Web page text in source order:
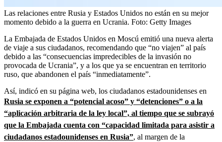
Las relaciones entre Rusia y Estados Unidos no están en su mejor
momento debido a la guerra en Ucrania. Foto: Getty Images
La Embajada de Estados Unidos en Moscú emitió una nueva alerta
de viaje a sus ciudadanos, recomendando que “no viajen” al país
debido a las “consecuencias impredecibles de la invasión no
provocada de Ucrania”, y a los que ya se encuentran en territorio
ruso, que abandonen el país “inmediatamente”.
Así, indicó en su página web, los ciudadanos estadounidenses en
Rusia se exponen a “potencial acoso” y “detenciones” o a la
“aplicación arbitraria de la ley local”, al tiempo que se subrayó
que la Embajada cuenta con “capacidad limitada para asistir a
ciudadanos estadounidenses en Rusia”, al margen de la